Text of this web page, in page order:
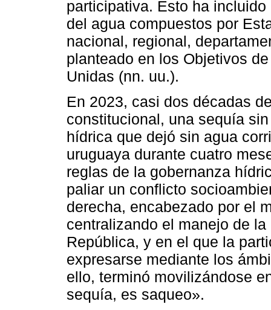
participativa. Esto ha
del agua compuestos por
nacional, regional,
planteado en los Objetivos
Unidas (nn. uu.).
En 2023, casi dos décadas
constitucional, una sequía
hídrica que dejó sin agua
uruguaya durante cuatro
reglas de la gobernanza
paliar un conflicto
derecha, encabezado por el
centralizando el manejo de
República, y en el que la
expresarse mediante los
ello, terminó movilizándose
sequía, es saqueo».